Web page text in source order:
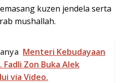
kuzen jendela serta
mushallah.
Menteri Kebudayaan
Fadli Zon Buka Alek
via Video.